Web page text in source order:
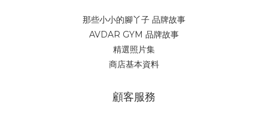
那些小小的腳丫子 品牌故事
AVDAR GYM 品牌故事
精選照片集
商店基本資料
顧客服務